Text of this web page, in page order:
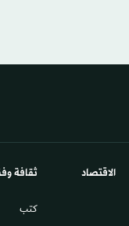
الاقتصاد ثقافة
كتب